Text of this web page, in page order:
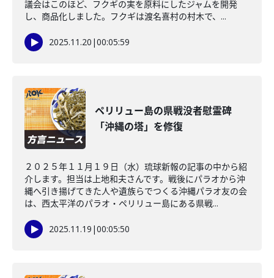
議会はこのほど、フクギの実を原料にしたジャムを開発
し、商品化しました。フクギは渡名喜村の村木で、...
2025.11.20 |00:05:59
ペリリュー島の県戦没者慰霊碑
「沖縄の塔」を修復
２０２５年１１月１９日（水）琉球新報の記事の中から紹
介します。担当は上地和夫さんです。戦後にパラオから沖
縄へ引き揚げてきた人や遺族らでつくる沖縄パラオ友の会
は、西太平洋のパラオ・ペリリュー島にある県戦...
2025.11.19 |00:05:50